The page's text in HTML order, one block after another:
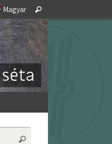
Magyar
for:
Search
Search